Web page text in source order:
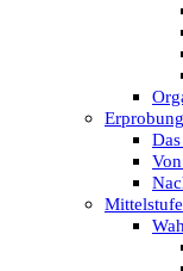
Mittelstufe